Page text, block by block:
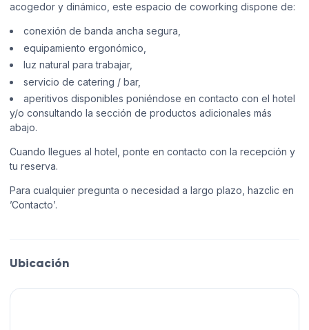
acogedor y dinámico, este espacio de coworking dispone de:
conexión de banda ancha segura,
equipamiento ergonómico,
luz natural para trabajar,
servicio de catering / bar,
aperitivos disponibles poniéndose en contacto con el hotel
y/o consultando la sección de productos adicionales más
abajo.
Cuando llegues al hotel, ponte en contacto con la recepción y
tu reserva.
Para cualquier pregunta o necesidad a largo plazo, hazclic en
’Contacto’.
Ubicación